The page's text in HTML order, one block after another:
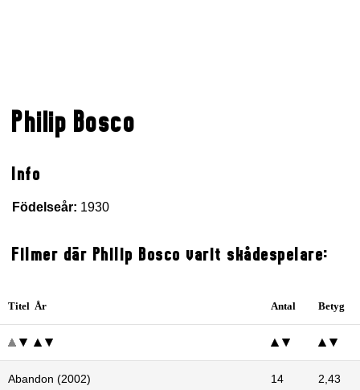
Philip Bosco
Info
Födelseår: 1930
Filmer där Philip Bosco varit skådespelare:
Titel År Antal Betyg
Abandon (2002) 14 2,43